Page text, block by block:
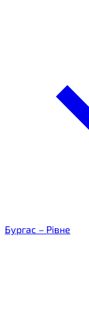
Бургас – Рівне